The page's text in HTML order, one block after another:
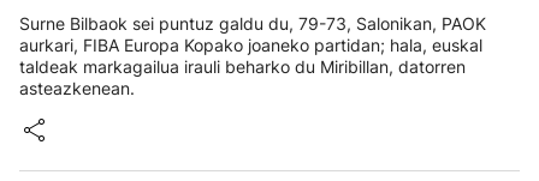
Surne Bilbaok sei puntuz galdu du, 79-73, Salonikan, PAOK
aurkari, FIBA Europa Kopako joaneko partidan; hala, euskal
taldeak markagailua irauli beharko du Miribillan, datorren
asteazkenean.